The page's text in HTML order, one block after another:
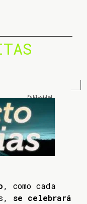
, como cada
se celebrará